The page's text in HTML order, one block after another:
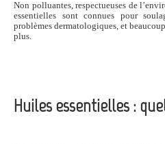
Non polluantes, respectueuses de
essentielles sont connues pour
problèmes dermatologiques, et
plus.
Huiles essentielles :